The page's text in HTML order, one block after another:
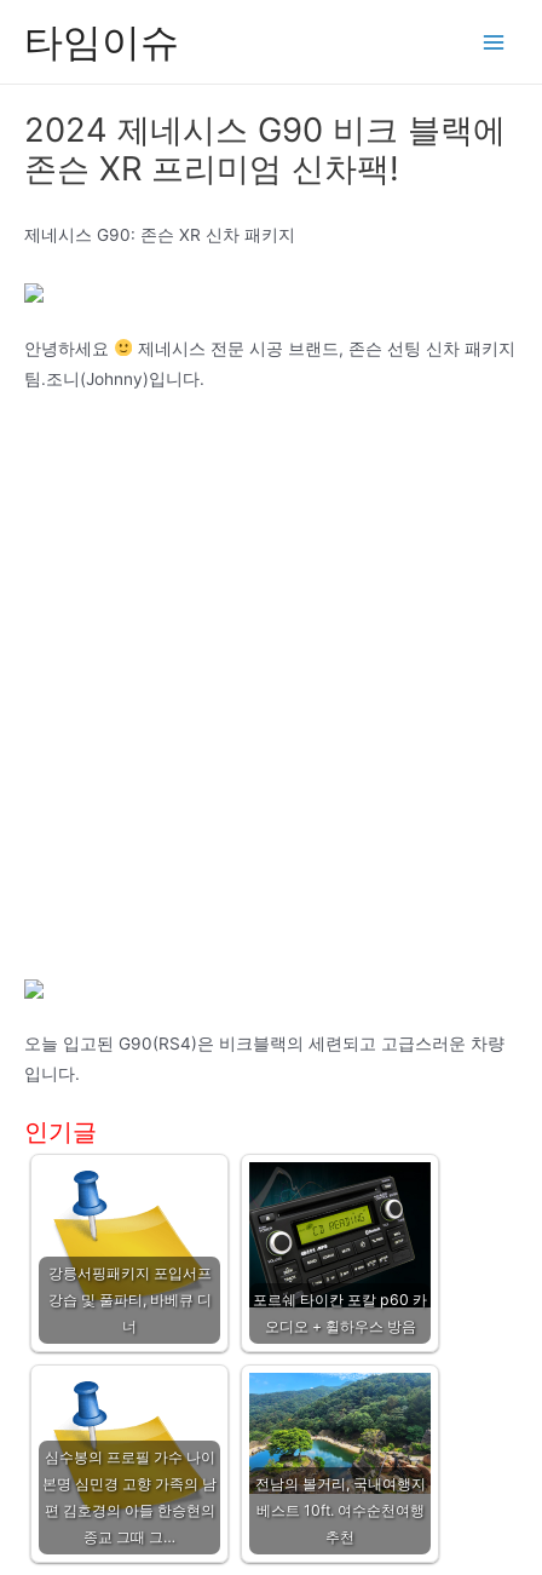
타임이슈
2024 제네시스 G90 비크 블랙에
존슨 XR 프리미엄 신차팩!
제네시스 G90: 존슨 XR 신차 패키지
안녕하세요
제네시스 전문 시공 브랜드, 존슨 선팅 신차 패키지
팀.조니(Johnny)입니다.
오늘 입고된 G90(RS4)은 비크블랙의 세련되고 고급스러운 차량
입니다.
인기글
강릉서핑패키지 포입서프
강습 및 풀파티, 바베큐 디
너
포르쉐 타이칸 포칼 p60 카
오디오 + 휠하우스 방음
심수봉의 프로필 가수 나이
본명 심민경 고향 가족의 남
편 김호경의 아들 한승현의
종교 그때 그…
전남의 볼거리, 국내여행지
베스트 10ft. 여수순천여행
추천